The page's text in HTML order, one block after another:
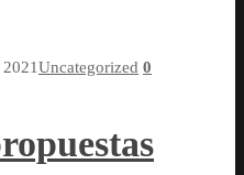
Uncategorized 0